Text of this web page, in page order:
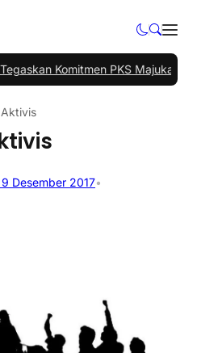
Komitmen PKS Majukan
9 Desember 2017•